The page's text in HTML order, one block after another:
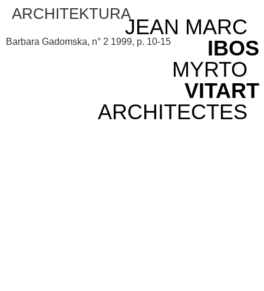
JEAN MARC
IBOS
MYRTO
VITART
ARCHITECTES
ARCHITEKTURA
Barbara Gadomska, n° 2 1999, p. 10-15